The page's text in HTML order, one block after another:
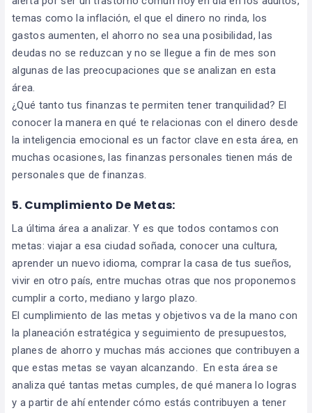
temas como la inflación, el que el dinero no rinda, los
gastos aumenten, el ahorro no sea una posibilidad, las
deudas no se reduzcan y no se llegue a fin de mes son
algunas de las preocupaciones que se analizan en esta
área.
¿Qué tanto tus finanzas te permiten tener tranquilidad? El
conocer la manera en qué te relacionas con el dinero desde
la inteligencia emocional es un factor clave en esta área, en
muchas ocasiones, las finanzas personales tienen más de
personales que de finanzas.
5. Cumplimiento De Metas:
La última área a analizar. Y es que todos contamos con
metas: viajar a esa ciudad soñada, conocer una cultura,
aprender un nuevo idioma, comprar la casa de tus sueños,
vivir en otro país, entre muchas otras que nos proponemos
cumplir a corto, mediano y largo plazo.
El cumplimiento de las metas y objetivos va de la mano con
la planeación estratégica y seguimiento de presupuestos,
planes de ahorro y muchas más acciones que contribuyen a
que estas metas se vayan alcanzando. En esta área se
analiza qué tantas metas cumples, de qué manera lo logras
y a partir de ahí entender cómo estás contribuyen a tener